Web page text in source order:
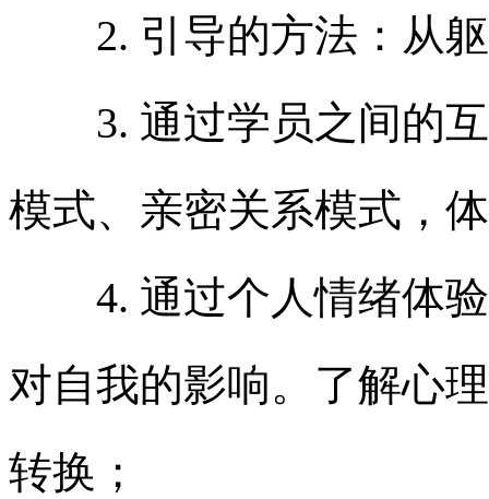
2. 引导的方法：从
3. 通过学员之间的
模式、亲密关系模式，
4. 通过个人情绪体
对自我的影响。了解心
转换；